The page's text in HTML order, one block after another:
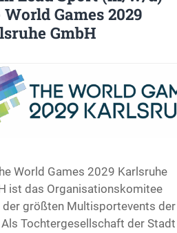
World Games 2029
GmbH
World Games 2029 Karlsruhe
ist das Organisationskomitee
der größten Multisportevents der
Tochtergesellschaft der Stadt